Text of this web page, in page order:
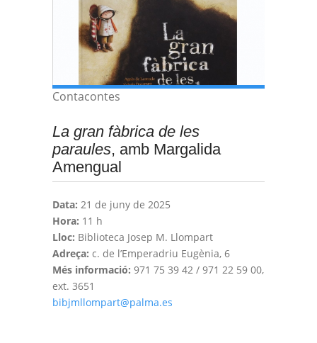
Contacontes
La gran fàbrica de les
paraules, amb Margalida
Amengual
Data: 21 de juny de 2025
Hora: 11 h
Lloc: Biblioteca Josep M. Llompart
Adreça: c. de l’Emperadriu Eugènia, 6
Més informació: 971 75 39 42 / 971 22 59 00,
ext. 3651
bibjmllompart@palma.es